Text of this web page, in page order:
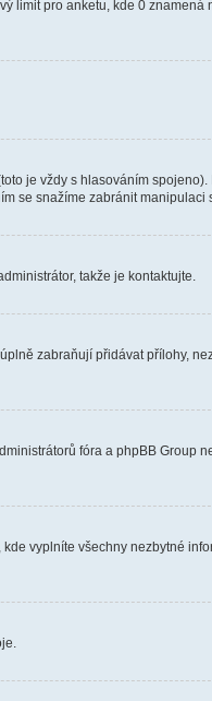
limit pro anketu, kde 0 znamená
je vždy s hlasováním
se snažíme zabránit manipulaci
takže je kontaktujte.
zabraňují přidávat přílohy,
fóra a phpBB Group
vyplníte všechny nezbytné